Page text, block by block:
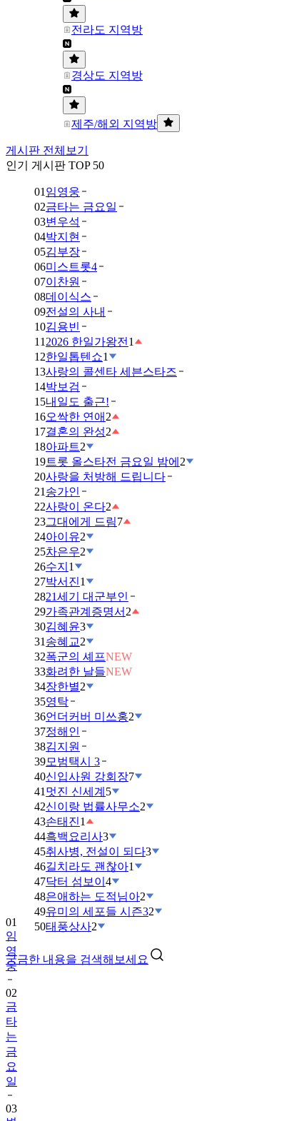
전라도 지역방
경상도 지역방
제주/해외 지역방
게시판 전체보기
인기 게시판 TOP 50
01 임영웅
02금타는 금요일
03변우석
04박지현
05김부장
06미스트롯4
07이찬원
08데이식스
09전설의 사내
10김용빈
11 2026 한일가왕전 1
12한일톱텐쇼1
13사랑의 콜센타 세븐스타즈
14박보검
15내일도 출근!
16오싹한 연애 2
17결혼의 완성2
18아파트2
19트롯 올스타전 금요일 밤에 2
20사랑을 처방해 드립니다
21 송가인
22사랑이 온다2
23그대에게 드림7
24아이유2
25차은우2
26수지 1
27박서진1
2821세기 대군부인
29가족관계증명서 2
30김혜윤3
31 송혜교2
32폭군의 셰프NEW
33화려한 날들NEW
34장한별2
35영탁
36언더커버 미쓰홍2
37정해인
38김지원
39모범택시 3
40신입사원 강회장7
41 멋진 신세계 5
42신이랑 법률사무소2
43손태진1
44흑백요리사3
45취사병, 전설이 되다3
46길치라도 괜찮아1
47닥터 섬보이 4
48은애하는 도적님아2
49유미의 세포들 시즌32
50태풍상사2
궁금한 내용을 검색해보세요
01
임
영
웅
02
금
타
는
금
요
일
03